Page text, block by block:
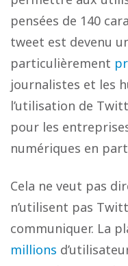
pensées de 140
tweet est devenu
particulièrement
journalistes et les
l’utilisation de
pour les
numériques en
Cela ne veut pas
n’utilisent pas
communiquer. La
millions